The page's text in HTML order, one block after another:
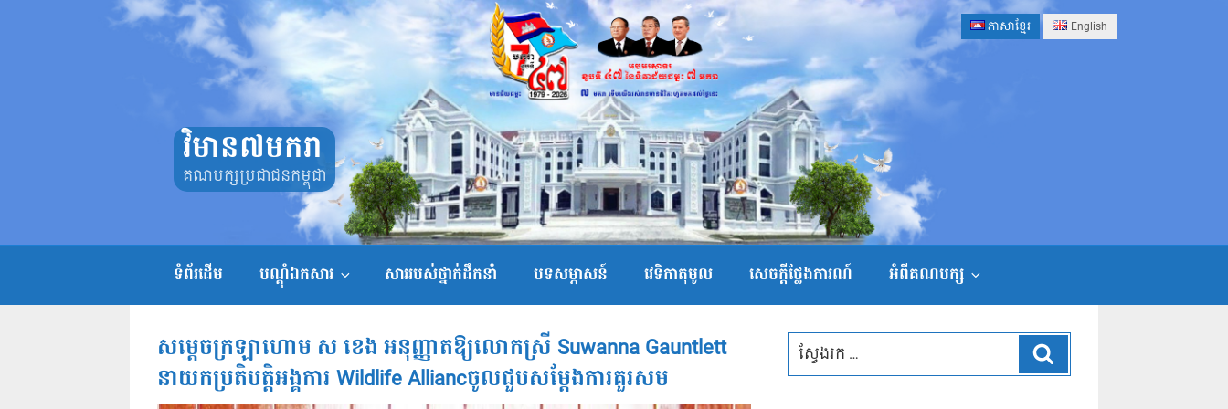
ភាសាខ្មែរ English
វិមាន៧មករា
គណបក្សប្រជាជនកម្ពុជា
ទំព័រដើម បណ្តុំឯកសារ សាររបស់ថ្នាក់ដឹកនាំ បទសម្ភាសន៍ វេទិកាតុមូល សេចក្ដីថ្លែងការណ៍ អំពីគណបក្ស
សម្តេចក្រឡាហោម ស ខេង អនុញ្ញាតឱ្យលោកស្រី Suwanna Gauntlett
នាយកប្រតិបត្តិអង្គការ Wildlife Alliancចូលជួបសម្តែងការគួរសម